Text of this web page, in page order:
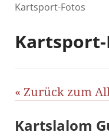
Kartsport-Fotos
« Zurück zum
Kartslalom